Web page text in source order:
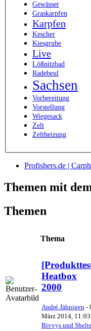
Gewässer
Graskarpfen
Karpfen
Kescher
Kiesgrube
Live
Lößnitzbad
Radebeul
Sachsen
Vorbereitung
Vorstellung
Wiegesack
Zelt
Zeltheizung
Profishers.de |
Themen mit
Themen
Thema
Heatbox
2000
André Jähnigen -
März 2014, 11:03
Bivvys und